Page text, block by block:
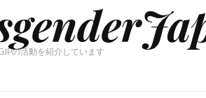
の活動を紹介しています